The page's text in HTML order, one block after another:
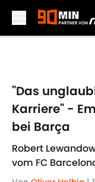
"Das
Karriere" -
bei Barça
Robert
vom FC